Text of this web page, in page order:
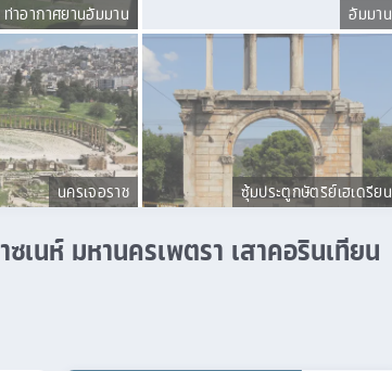
ท่าอากาศยานอัมมาน อัมมาน
นครเจอราช ซุ้มประตูกษัตริย์เฮเดรียน
เนห์ มหานครเพตรา เสาคอรินเทียน